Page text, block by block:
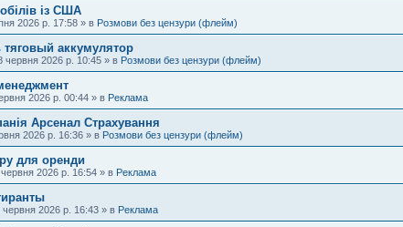
із США
2026 р. 17:58 » в Розмови без цензури (флейм)
тяговый аккумулятор
червня 2026 р. 10:45 » в Розмови без цензури (флейм)
2026 р. 00:44 » в Реклама
Арсенал Страхування
2026 р. 16:36 » в Розмови без цензури (флейм)
для оренди
2026 р. 16:54 » в Реклама
2026 р. 16:43 » в Реклама